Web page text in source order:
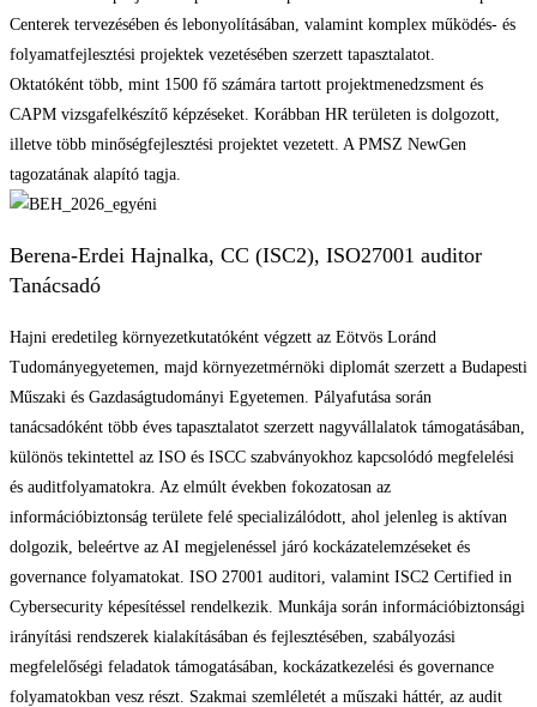
Centerek tervezésében és lebonyolításában, valamint komplex működés- és
folyamatfejlesztési projektek vezetésében szerzett tapasztalatot.
Oktatóként több, mint 1500 fő számára tartott projektmenedzsment és
CAPM vizsgafelkészítő képzéseket. Korábban HR területen is dolgozott,
illetve több minőségfejlesztési projektet vezetett. A PMSZ NewGen
tagozatának alapító tagja.
Berena-Erdei Hajnalka, CC (ISC2), ISO27001 auditor
Tanácsadó
Hajni eredetileg környezetkutatóként végzett az Eötvös Loránd
Tudományegyetemen, majd környezetmérnöki diplomát szerzett a Budapesti
Műszaki és Gazdaságtudományi Egyetemen. Pályafutása során
tanácsadóként több éves tapasztalatot szerzett nagyvállalatok támogatásában,
különös tekintettel az ISO és ISCC szabványokhoz kapcsolódó megfelelési
és auditfolyamatokra. Az elmúlt években fokozatosan az
információbiztonság területe felé specializálódott, ahol jelenleg is aktívan
dolgozik, beleértve az AI megjelenéssel járó kockázatelemzéseket és
governance folyamatokat. ISO 27001 auditori, valamint ISC2 Certified in
Cybersecurity képesítéssel rendelkezik. Munkája során információbiztonsági
irányítási rendszerek kialakításában és fejlesztésében, szabályozási
megfelelőségi feladatok támogatásában, kockázatkezelési és governance
folyamatokban vesz részt. Szakmai szemléletét a műszaki háttér, az audit